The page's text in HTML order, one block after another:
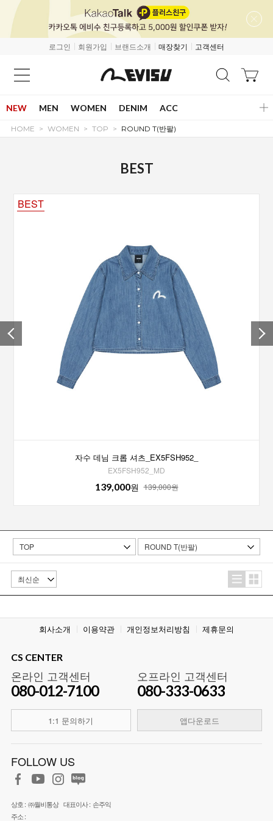
로그인 회원가입 브랜드소개 매장찾기 고객센터
NEW MEN WOMEN DENIM ACC
HOME WOMEN TOP ROUND T(반팔)
BEST
BEST
자수 데님 크롭 셔츠_EX5FSH952_
EX5FSH952_MD
139,000원 139,000원
회사소개 이용약관 개인정보처리방침 제휴문의
CS CENTER
온라인 고객센터
080-012-7100
1:1 문의하기
오프라인 고객센터
080-333-0633
앱다운로드
FOLLOW US
상호 : ㈜월비통상 대표이사 : 손주익
주소 :